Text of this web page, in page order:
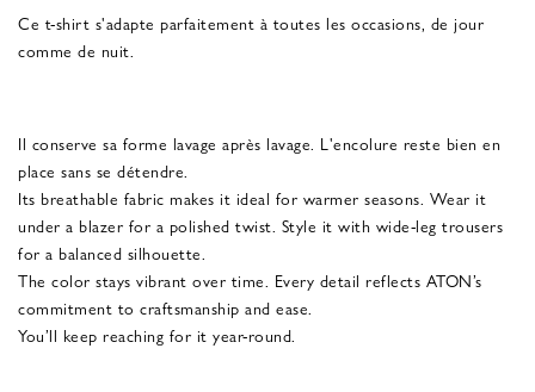
Ce t-shirt s'adapte parfaitement à toutes les occasions, de jour
comme de nuit.
Il conserve sa forme lavage après lavage. L'encolure reste bien en
place sans se détendre.
Its breathable fabric makes it ideal for warmer seasons. Wear it
under a blazer for a polished twist. Style it with wide-leg trousers
for a balanced silhouette.
The color stays vibrant over time. Every detail reflects ATON’s
commitment to craftsmanship and ease.
You’ll keep reaching for it year-round.